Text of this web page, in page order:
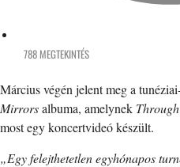
788 MEGTEKINTÉS
Március végén jelent meg a
Mirrorsalbuma, amelynek
most egy koncertvideó készült.
„Egy felejthetetlen egyhónapos